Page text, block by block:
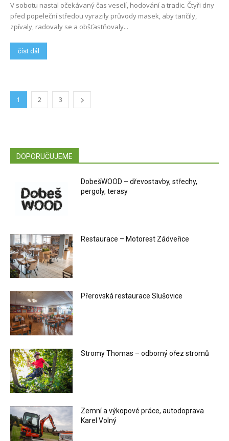
V sobotu nastal očekávaný čas veselí, hodování a tradic. Čtyři dny
před popeleční středou vyrazily průvody masek, aby tančily,
zpívaly, radovaly se a obšťastňovaly...
číst dál
1 2 3
DOPORUČUJEME
DobešWOOD – dřevostavby, střechy,
pergoly, terasy
Restaurace – Motorest Zádveřice
Přerovská restaurace Slušovice
Stromy Thomas – odborný ořez stromů
Zemní a výkopové práce, autodoprava
Karel Volný